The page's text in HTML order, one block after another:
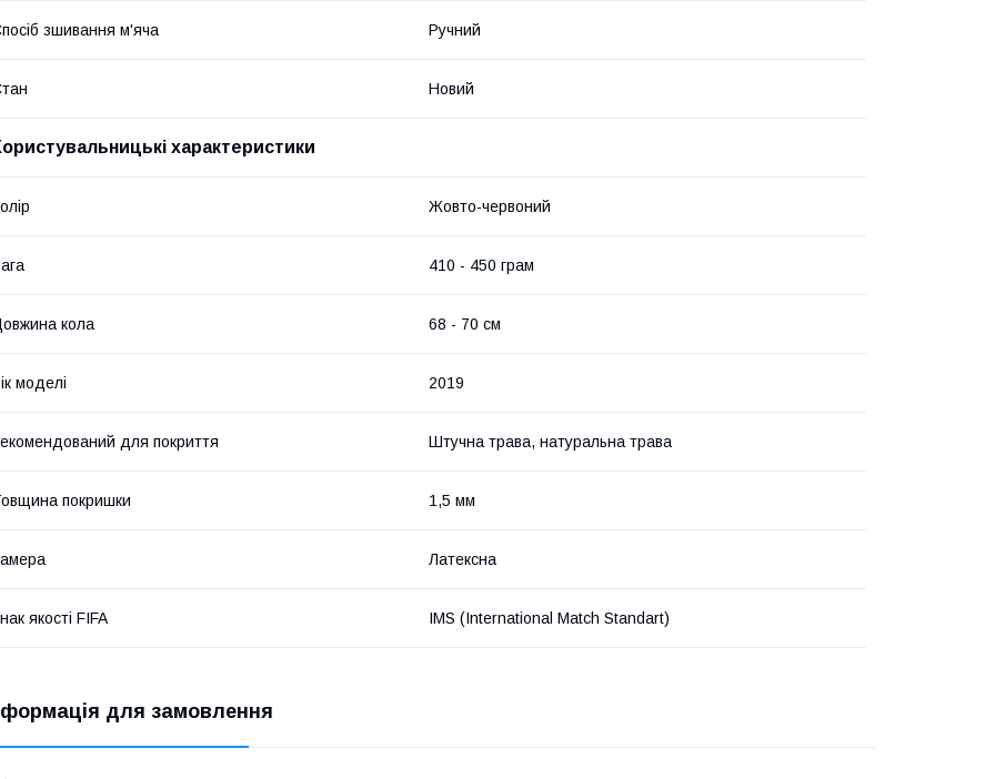
зшивання м'яча Ручний
Новий
характеристики
Жовто-червоний
410 - 450 грам
кола 68 - 70 см
моделі 2019
для покриття Штучна трава, натуральна трава
покришки 1,5 мм
Латексна
якості FIFA IMS (International Match Standart)
для замовлення